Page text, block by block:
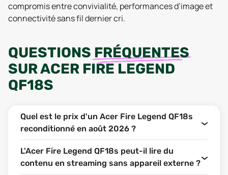
compromis entre convivialité, performances d’image et
connectivité sans fil dernier cri.
QUESTIONS FRÉQUENTES
SURACER FIRE LEGEND
QF18S
Quel est le prix d'un Acer Fire Legend QF18s
reconditionné en août 2026 ?
L'Acer Fire Legend QF18s peut-il lire du
contenu en streaming sans appareil externe ?